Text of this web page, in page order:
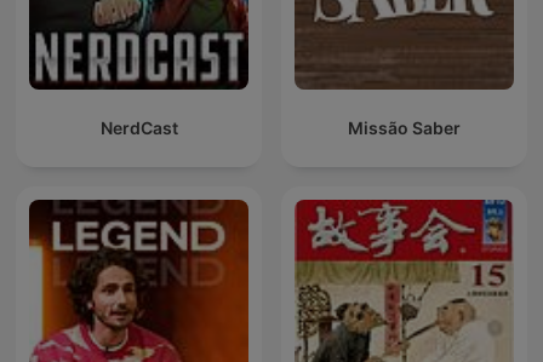
NerdCast Missão Saber